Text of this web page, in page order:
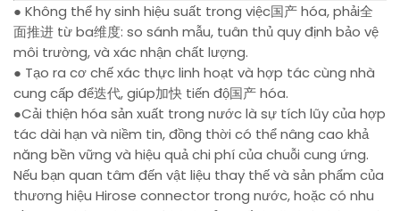
● Không thể hy sinh hiệu suất trong việc国产 hóa, phải全
面推进 từ ba维度: so sánh mẫu, tuân thủ quy định bảo vệ
môi trường, và xác nhận chất lượng.
● Tạo ra cơ chế xác thực linh hoạt và hợp tác cùng nhà
cung cấp để迭代, giúp加快 tiến độ国产 hóa.
●Cải thiện hóa sản xuất trong nước là sự tích lũy của hợp
tác dài hạn và niềm tin, đồng thời có thể nâng cao khả
năng bền vững và hiệu quả chi phí của chuỗi cung ứng.
Nếu bạn quan tâm đến vật liệu thay thế và sản phẩm của
thương hiệu Hirose connector trong nước, hoặc có nhu